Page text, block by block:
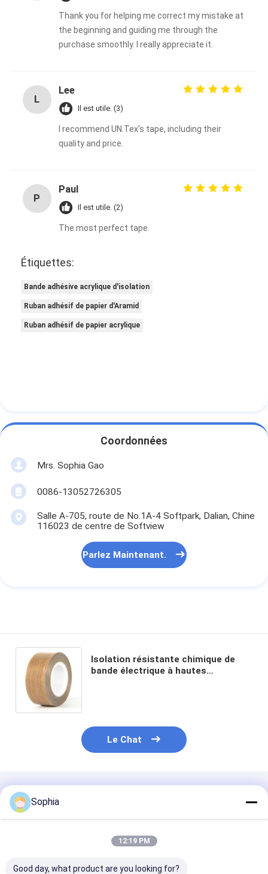
Thank you for helping me correct my mistake at
the beginning and guiding me through the
purchase smoothly. I really appreciate it.
L
Lee
Il est utile. (3)
I recommend UN.Tex's tape, including their
quality and price.
P
Paul
Il est utile. (2)
The most perfect tape.
Étiquettes:
Bande adhésive acrylique d'isolation
Ruban adhésif de papier d'Aramid
Ruban adhésif de papier acrylique
Coordonnées
Mrs. Sophia Gao
0086-13052726305
Salle A-705, route de No.1A-4 Softpark, Dalian, Chine
116023 de centre de Softview
Parlez Maintenant.
Isolation résistante chimique de
bande électrique à hautes
Le Chat
Produits Recommandés
Sophia
12:19 PM
Good day, what product are you looking for?